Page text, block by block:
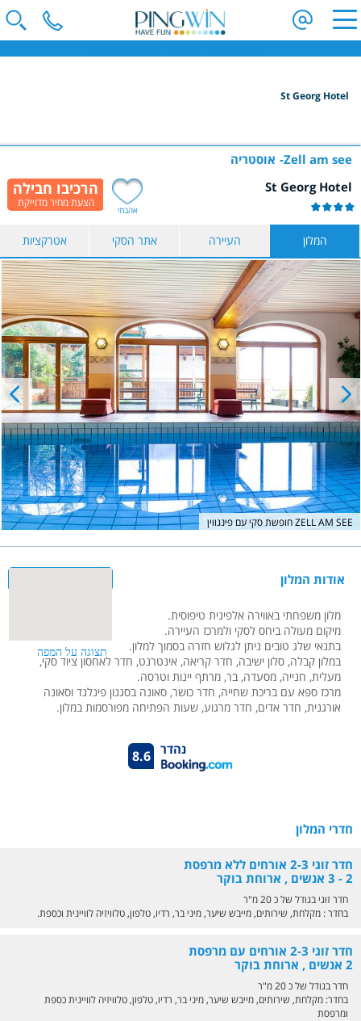
הקלידו שם מדינה ובחרו יעד
בחרו תאריך
כמות נוסעים
2 נוסעים
הצג תוצאות
St Georg Hotel
Zell am see
St Georg Hotel
אוסטריה
המלון העיירה אתר הסקי אטרקציות
אהבתי
חופשת סקי עם פינגווין ZELL AM SEE
אודות המלון
מלון משפחתי באווירה אלפינית טיפוסית.
מיקום מעולה ביחס לסקי ולמרכז העיירה.
בתנאי שלג טובים ניתן לגלוש חזרה בסמוך למלון.
במלון קבלה, סלון ישיבה, חדר קריאה, אינטרנט, חדר לאחסון ציוד סקי,
מעלית, חנייה, מסעדה, בר, מרתף יינות וטרסה.
מרכז ספא עם בריכת שחייה, חדר כושר, סאונה בסגנון פינלנד וסאונה
אורגנית, חדר אדים, חדר מרגוע, שעות הפתיחה מפורסמות במלון.
8.6 נהדר
חדרי המלון
חדר זוגי 2-3 אורחים ללא מרפסת
2 - 3 אנשים , ארוחת בוקר
חדר זוגי בגודל של כ 20 מ"ר
בחדר : מקלחת, שירותים, מייבש שיער, מיני בר, רדיו, טלפון, טלוויזיה לוויינית וכספת.
חדר זוגי 2-3 אורחים עם מרפסת
2 אנשים , ארוחת בוקר
חדר בגודל של כ 20 מ"ר
בחדר: מקלחת, שירותים, מייבש שיער, מיני בר, רדיו, טלפון, טלוויזיה לוויינית כספת
ומרפסת